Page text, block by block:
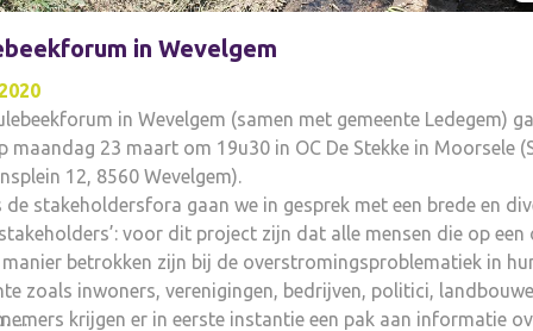
in Wevelgem
in Wevelgem (samen met gemeente Ledegem)
maandag 23 maart om 19u30 in OC De Stekke in Moorsele
12, 8560 Wevelgem).
de stakeholdersfora gaan we in gesprek met een brede en
voor dit project zijn dat alle mensen die op een
manier betrokken zijn bij de overstromingsproblematiek in
zoals inwoners, verenigingen, bedrijven, politici,
krijgen er in eerste instantie een pak aan informatie